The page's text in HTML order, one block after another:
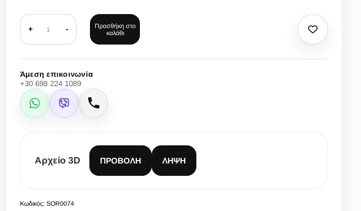
+ 1 -
Προσθήκη στο
καλάθι
Άμεση επικοινωνία
+30 698 224 1089
WhatsApp
Viber Κλήση
Αρχείο 3D ΠΡΟΒΟΛΉ ΛΉΨΗ
Κωδικός: SOR0074